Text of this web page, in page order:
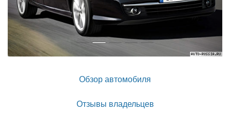
Обзор автомобиля
Отзывы владельцев